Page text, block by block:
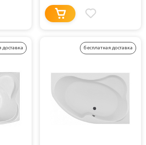
доставка бесплатная доставка